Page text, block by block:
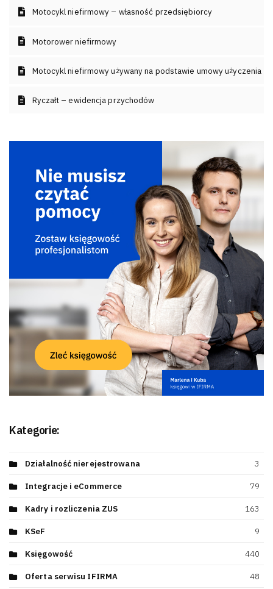
Motocykl niefirmowy – własność przedsiębiorcy
Motorower niefirmowy
Motocykl niefirmowy używany na podstawie umowy użyczenia
Ryczałt – ewidencja przychodów
Kategorie:
Działalność nierejestrowana 3
Integracje i eCommerce 79
Kadry i rozliczenia ZUS 163
KSeF 9
Księgowość 440
Oferta serwisu IFIRMA 48